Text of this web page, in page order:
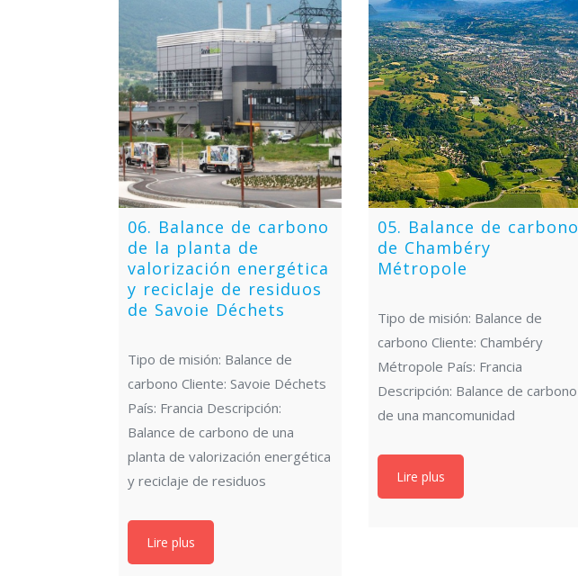
06. Balance de carbono
de la planta de
valorización energética
y reciclaje de residuos
de Savoie Déchets
Tipo de misión: Balance de
carbono Cliente: Savoie Déchets
País: Francia Descripción:
Balance de carbono de una
planta de valorización energética
y reciclaje de residuos
Lire plus
05. Balance de carbono
de Chambéry
Métropole
Tipo de misión: Balance de
carbono Cliente: Chambéry
Métropole País: Francia
Descripción: Balance de carbono
de una mancomunidad
Lire plus